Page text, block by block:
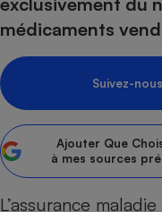
médicaments
Suivez-nous
Ajouter Que
à mes sources
L’assurance
Choisir son fioul
Choisir son pellet
Comparateur
Tous les